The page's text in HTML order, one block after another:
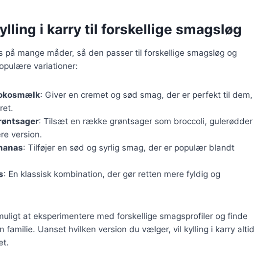
i karry til forskellige smagsløg
på mange måder, så den passer til forskellige smagsløg og
variationer:
: Giver en cremet og sød smag, der er perfekt til dem,
: Tilsæt en række grøntsager som broccoli, gulerødder
version.
: Tilføjer en sød og syrlig smag, der er populær blandt
: En klassisk kombination, der gør retten mere fyldig og
at eksperimentere med forskellige smagsprofiler og finde
familie. Uanset hvilken version du vælger, vil kylling i karry altid